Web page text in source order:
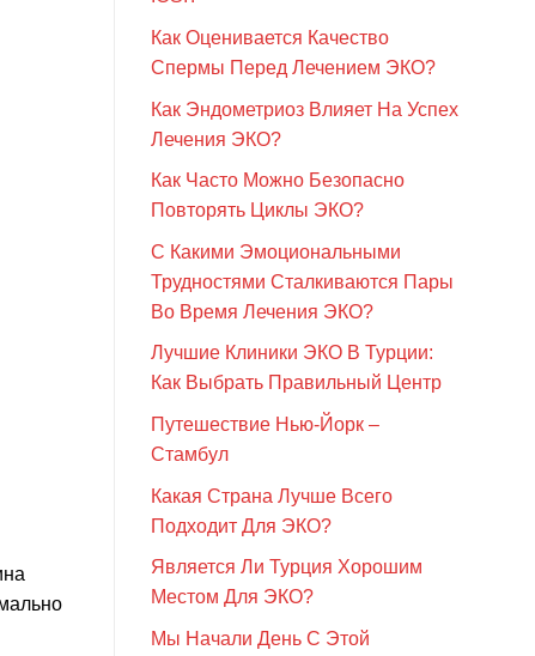
Как Оценивается Качество
Спермы Перед Лечением ЭКО?
Как Эндометриоз Влияет На Успех
Лечения ЭКО?
Как Часто Можно Безопасно
Повторять Циклы ЭКО?
С Какими Эмоциональными
Трудностями Сталкиваются Пары
Во Время Лечения ЭКО?
Лучшие Клиники ЭКО В Турции:
Как Выбрать Правильный Центр
Путешествие Нью-Йорк –
Стамбул
Какая Страна Лучше Всего
Подходит Для ЭКО?
Является Ли Турция Хорошим
Местом Для ЭКО?
Мы Начали День С Этой